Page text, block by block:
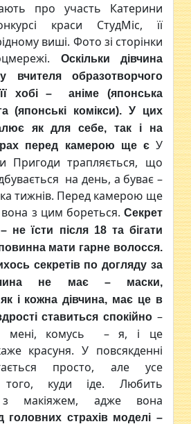
про участь Катерини
краси СтудМіс, її
виші. Фото зі сторінки
Оскільки дівчина
вчителя образотворчого
хобі – аніме (японська
(японські комікси). У цих
як для себе, так і на
перед камерою ще єУ
Пригоди трапляється, що
на день, а буває –
тижнів. Перед камерою ще
вона з цим бореться. Секрет
– не їсти після 18 та бігати
мати гарне волосся.
секретів по догляду за
не має – маски,
і кожна дівчина, має це в
ставиться спокійно–
мені, комусь – я, і це
красуня. У повсякденні
просто, але усе
того, куди іде. Любить
з макіяжем, адже вона
головних страхів моделі –